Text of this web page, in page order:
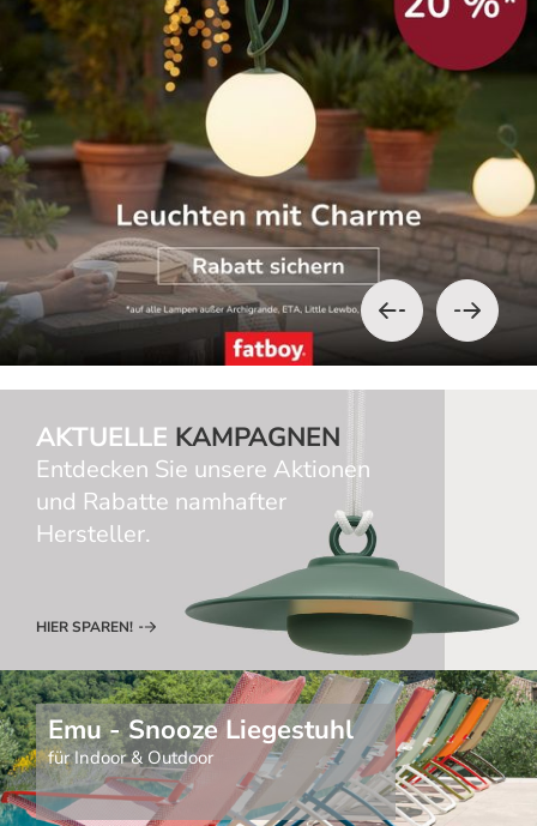
AKTUELLE KAMPAGNEN
Entdecken Sie unsere Aktionen
und Rabatte namhafter
Hersteller.
HIER SPAREN!
Emu - Snooze Liegestuhl
für Indoor & Outdoor